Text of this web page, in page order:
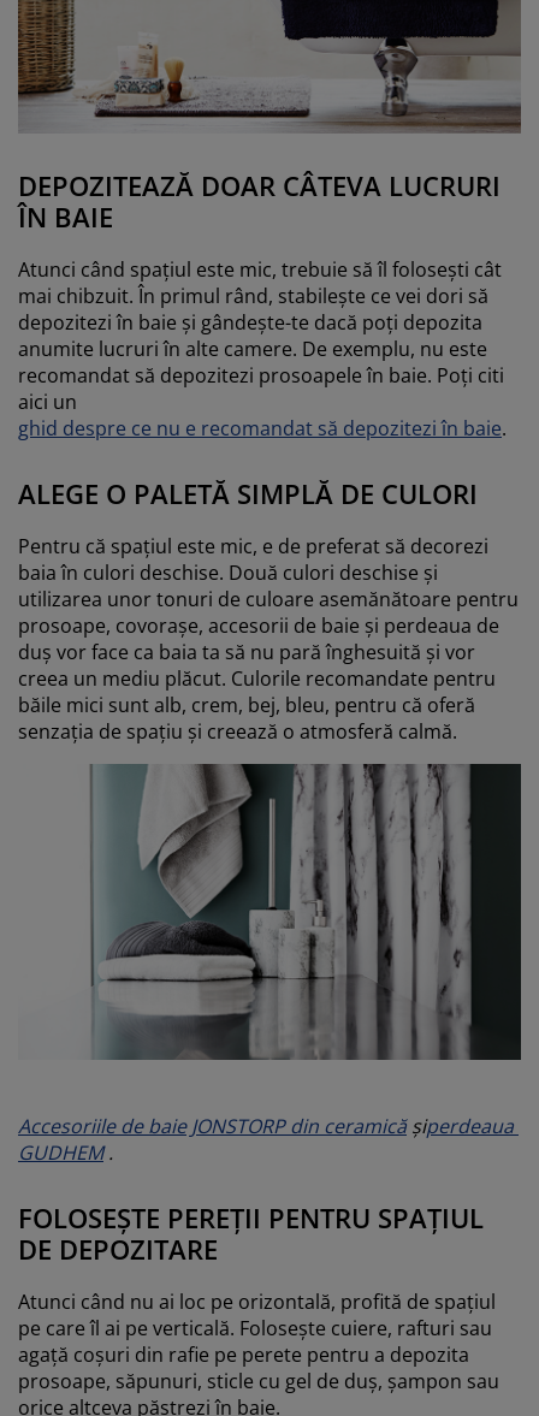
DEPOZITEAZĂ DOAR CÂTEVA LUCRURI
ÎN BAIE
Atunci când spațiul este mic, trebuie să îl folosești cât
mai chibzuit. În primul rând, stabilește ce vei dori să
depozitezi în baie și gândește-te dacă poți depozita
anumite lucruri în alte camere. De exemplu, nu este
recomandat să depozitezi prosoapele în baie. Poți citi
aici un
ghid despre ce nu e recomandat să depozitezi în baie.
ALEGE O PALETĂ SIMPLĂ DE CULORI
Pentru că spațiul este mic, e de preferat să decorezi
baia în culori deschise. Două culori deschise și
utilizarea unor tonuri de culoare asemănătoare pentru
prosoape, covorașe, accesorii de baie și perdeaua de
duș vor face ca baia ta să nu pară înghesuită și vor
creea un mediu plăcut. Culorile recomandate pentru
băile mici sunt alb, crem, bej, bleu, pentru că oferă
senzația de spațiu și creează o atmosferă calmă.
Accesoriile de baie JONSTORP din ceramicășiperdeaua
GUDHEM.
FOLOSEȘTE PEREȚII PENTRU SPAȚIUL
DE DEPOZITARE
Atunci când nu ai loc pe orizontală, profită de spațiul
pe care îl ai pe verticală. Folosește cuiere, rafturi sau
agață coșuri din rafie pe perete pentru a depozita
prosoape, săpunuri, sticle cu gel de duș, șampon sau
orice altceva păstrezi în baie.